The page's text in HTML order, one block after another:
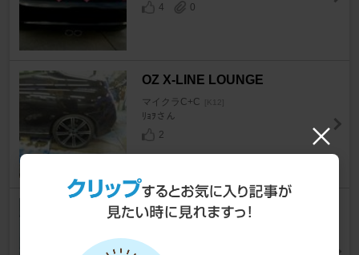
4
0
OZ X-LINE LOUNGE
マイクラC+C [K12]
ﾘｮｦさん
2
100円ショップ テープライト 30
マイクラC+C